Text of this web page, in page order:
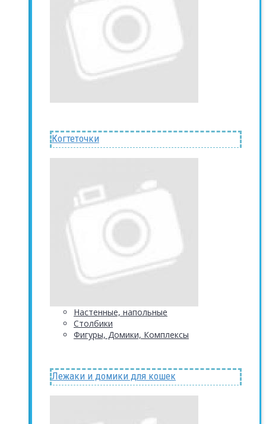
Когтеточки
Настенные, напольные
Столбики
Фигуры, Домики, Комплексы
Лежаки и домики для кошек